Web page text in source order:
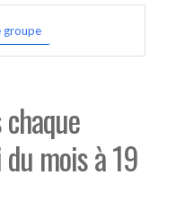
groupe
du mois à 19